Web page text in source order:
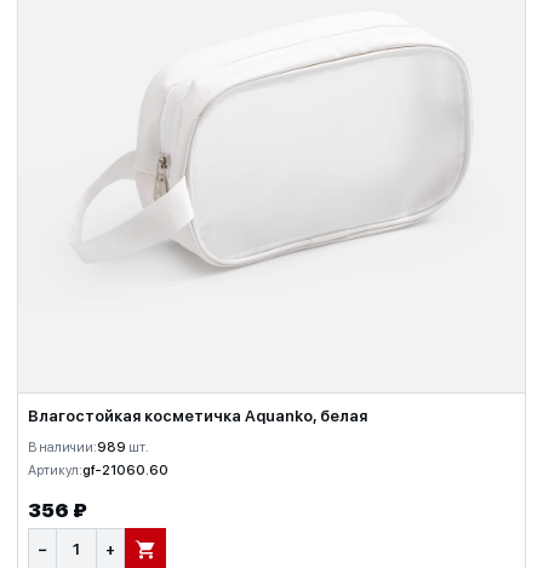
Влагостойкая косметичка Aquanko, белая
В наличии:989 шт.
Артикул:gf-21060.60
356 ₽
− + В КОРЗИНУ